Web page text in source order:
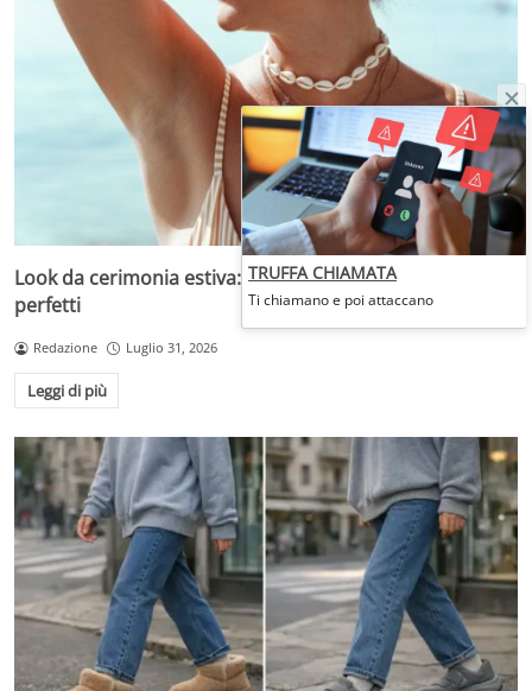
Look da cerimonia estiva: come scegliere gli accessori
perfetti
Redazione Luglio 31, 2026
Leggi di più
TRUFFA CHIAMATA
Ti chiamano e poi attaccano